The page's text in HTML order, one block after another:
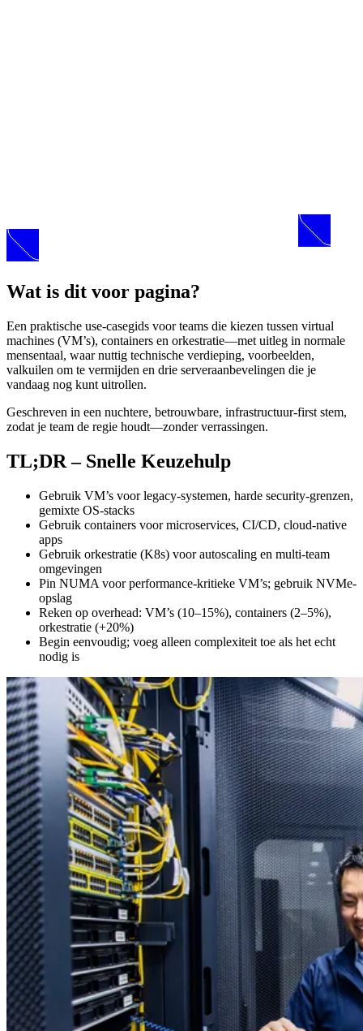
Wat is dit voor pagina?
Een praktische use-casegids voor teams die kiezen tussen virtual
machines (VM’s), containers en orkestratie—met uitleg in normale
mensentaal, waar nuttig technische verdieping, voorbeelden,
valkuilen om te vermijden en drie serveraanbevelingen die je
vandaag nog kunt uitrollen.
Geschreven in een nuchtere, betrouwbare, infrastructuur-first stem,
zodat je team de regie houdt—zonder verrassingen.
TL;DR – Snelle Keuzehulp
Gebruik VM’s voor legacy-systemen, harde security-grenzen,
gemixte OS-stacks
Gebruik containers voor microservices, CI/CD, cloud-native
apps
Gebruik orkestratie (K8s) voor autoscaling en multi-team
omgevingen
Pin NUMA voor performance-kritieke VM’s; gebruik NVMe-
opslag
Reken op overhead: VM’s (10–15%), containers (2–5%),
orkestratie (+20%)
Begin eenvoudig; voeg alleen complexiteit toe als het echt
nodig is